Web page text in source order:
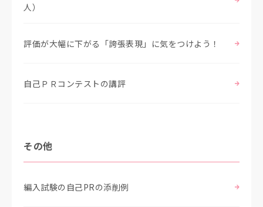
人）
評価が大幅に下がる「誇張表現」に気をつけよう！
自己ＰＲコンテストの講評
その他
編入試験の自己PRの添削例